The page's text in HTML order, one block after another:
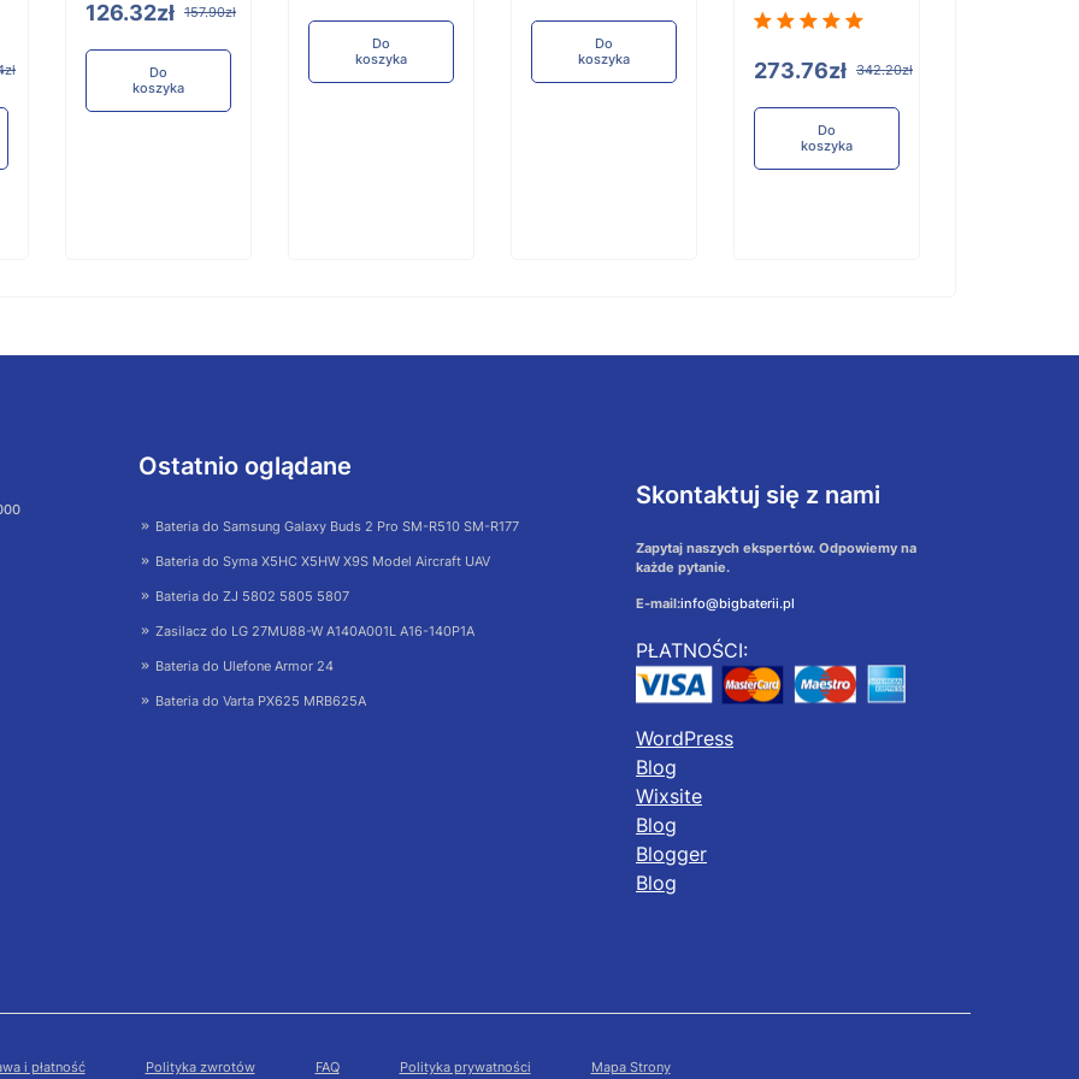
126.32zł 157.90zł
Do
koszyka
Do
koszyka
Do
koszyka
273.76zł 342.20zł
Do
koszyka
Ostatnio oglądane
Bateria do Samsung Galaxy Buds 2 Pro SM-R510 SM-R177
Bateria do Syma X5HC X5HW X9S Model Aircraft UAV
Bateria do ZJ 5802 5805 5807
Zasilacz do LG 27MU88-W A140A001L A16-140P1A
Bateria do Ulefone Armor 24
Bateria do Varta PX625 MRB625A
Skontaktuj się z nami
Zapytaj naszych ekspertów. Odpowiemy na
każde pytanie.
E-mail:info@bigbaterii.pl
PŁATNOŚCI:
WordPress
Blog
Wixsite
Blog
Blogger
Blog
i płatność Polityka zwrotów FAQ Polityka prywatności Mapa Strony